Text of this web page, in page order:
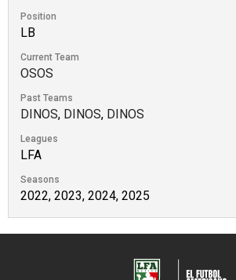
Position
LB
Current Team
OSOS
Past Teams
DINOS, DINOS, DINOS
Leagues
LFA
Seasons
2022, 2023, 2024, 2025